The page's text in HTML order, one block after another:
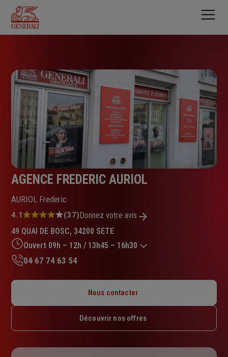
contenu
principal
AGENCE FREDERIC AURIOL
AURIOL Frederic
Note
4.1
sur
5
étoiles
4.1 (37)Donnez votre avis
49 QUAI DE BOSC, 34200 SETE
Ouvert 09h – 12h / 13h45 – 16h30
Mardi : 09h – 12h / 13h45 – 18h
Jeudi : 09h – 12h / 13h45 – 18h
Dimanche : Fermé
04 67 74 63 54
Nous contacter
Découvrir nos offres